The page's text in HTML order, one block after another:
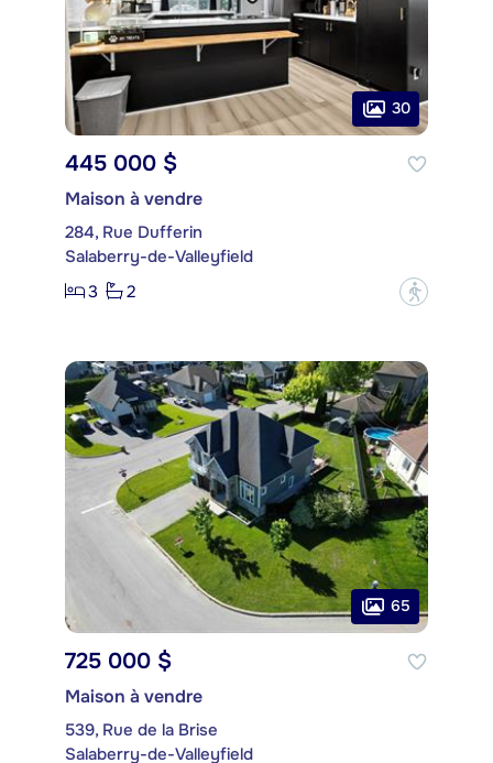
30
445 000 $
Maison à vendre
284, Rue Dufferin
Salaberry-de-Valleyfield
3
2 ?
65
725 000 $
Maison à vendre
539, Rue de la Brise
Salaberry-de-Valleyfield